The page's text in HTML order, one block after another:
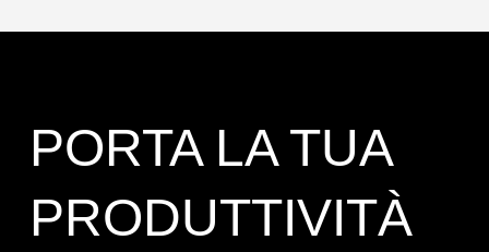
PORTA LA TUA
PRODUTTIVITÀ